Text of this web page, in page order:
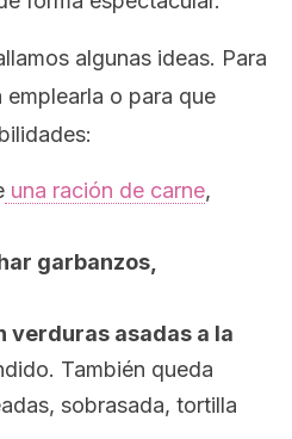
algunas ideas. Para
o para que
una ración de carne,
garbanzos,
verduras asadas a la
También queda
sobrasada, tortilla